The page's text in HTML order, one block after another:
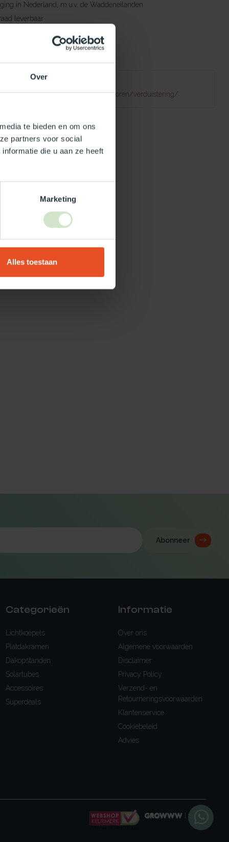
Over
te bieden en om ons
partners voor social
die u aan ze heeft
Marketing
Alles toestaan
in Nederland, m.u.v. de Waddeneilanden
leverbaar
to fetch
lichtkoepels/toebehoren/verduistering/
Abonneer
Categorieën
Lichtkoepels
Platdakramen
Dakopstanden
Solartubes
Accessoires
Superdeals
Informatie
Over ons
Algemene voorwaarden
Disclaimer
Privacy Policy
Verzend- en
Retourneringsvoorwaarden
Klantenservice
Cookiebeleid
Advies